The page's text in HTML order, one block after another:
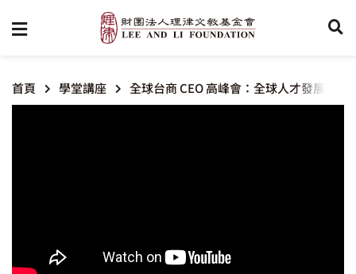
首頁 學堂講座 全球台商 CEO 高峰會：全球人才發展 –